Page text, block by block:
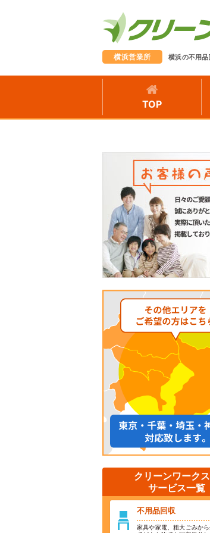
横浜営業所 横浜の不用
TOP
クリーンワーク
サービス一覧
不用品回収
家具や家電、粗大ごみか